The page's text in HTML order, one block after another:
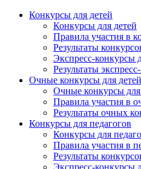
Конкурсы для детей
Конкурсы для детей
Правила участия в
Результаты
Экспресс-конкурсы
Результаты
Очные конкурсы для детей
Очные конкурсы для
Правила участия в
Результаты очных
Конкурсы для педагогов
Конкурсы для
Правила участия в
Результаты
Экспресс-конкурсы